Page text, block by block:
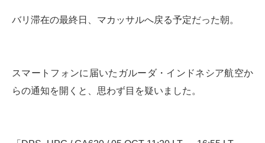
バリ滞在の最終日、マカッサルへ戻る予定だった朝。
スマートフォンに届いたガルーダ・インドネシア航空か
らの通知を開くと、思わず目を疑いました。